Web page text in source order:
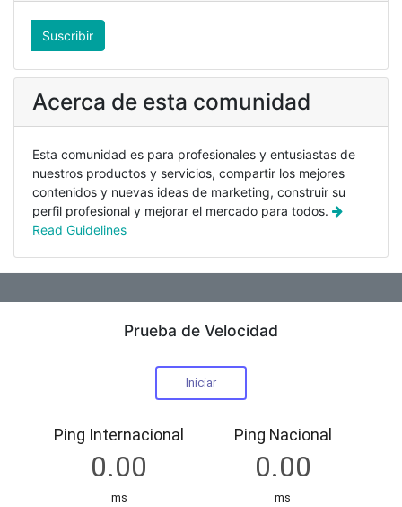
Suscribir
Acerca de esta comunidad
Esta comunidad es para profesionales y entusiastas de
nuestros productos y servicios, compartir los mejores
contenidos y nuevas ideas de marketing, construir su
perfil profesional y mejorar el mercado para todos.
Read Guidelines
Prueba de Velocidad